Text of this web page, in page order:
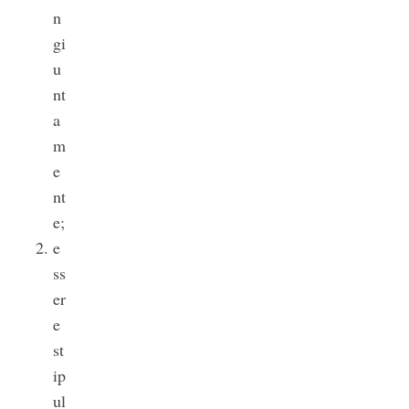
n
gi
u
nt
a
m
e
nt
e;
e
ss
er
e
st
ip
ul